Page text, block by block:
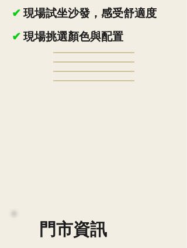
✔現場試坐沙發，感受舒適度
✔現場挑選顏色與配置
門市資訊